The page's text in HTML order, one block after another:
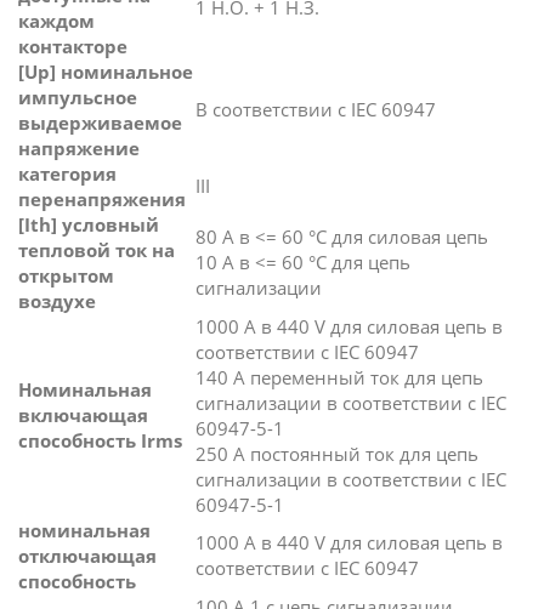
каждом
контакторе
1 Н.О. + 1 Н.З.
[Up] номинальное
импульсное
выдерживаемое
напряжение
В соответствии с IEC 60947
категория
перенапряжения
III
[Ith] условный
тепловой ток на
открытом
воздухе
80 А в <= 60 °C для силовая цепь
10 А в <= 60 °C для цепь
сигнализации
Номинальная
включающая
способность Irms
1000 А в 440 V для силовая цепь в
соответствии с IEC 60947
140 А переменный ток для цепь
сигнализации в соответствии с IEC
60947-5-1
250 А постоянный ток для цепь
сигнализации в соответствии с IEC
60947-5-1
номинальная
отключающая
способность
1000 А в 440 V для силовая цепь в
соответствии с IEC 60947